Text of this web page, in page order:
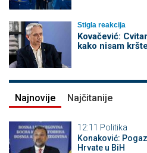
Stigla reakcija
Kovačević:
kako nisam
Najnovije Najčitanije
12:11 Politika
Konaković:
Hrvate u BiH